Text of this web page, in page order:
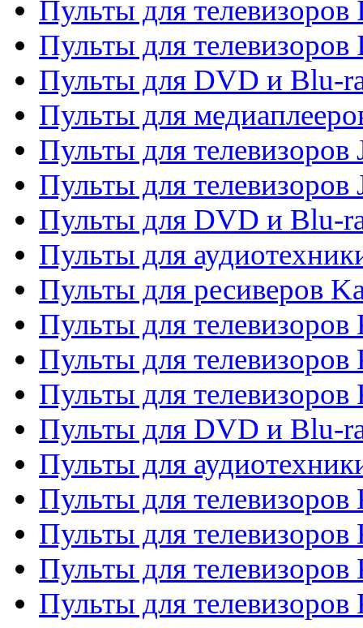
Пульты для телевизоров
Пульты для телевизоров
Пульты для DVD и Blu-
Пульты для
Пульты для телевизоров
Пульты для телевизоров
Пульты для DVD и Blu-
Пульты для
Пульты для ресиверов
Пульты для телевизоров
Пульты для телевизоров
Пульты для телевизоров
Пульты для DVD и Blu-
Пульты для
Пульты для
Пульты для телевизоров
Пульты для телевизоров
Пульты для телевизоров